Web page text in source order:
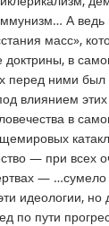
А ведь
масс»,
доктрины, в
перед ними
влиянием
в
— при всех
— …сумело
идеологии,
по пути